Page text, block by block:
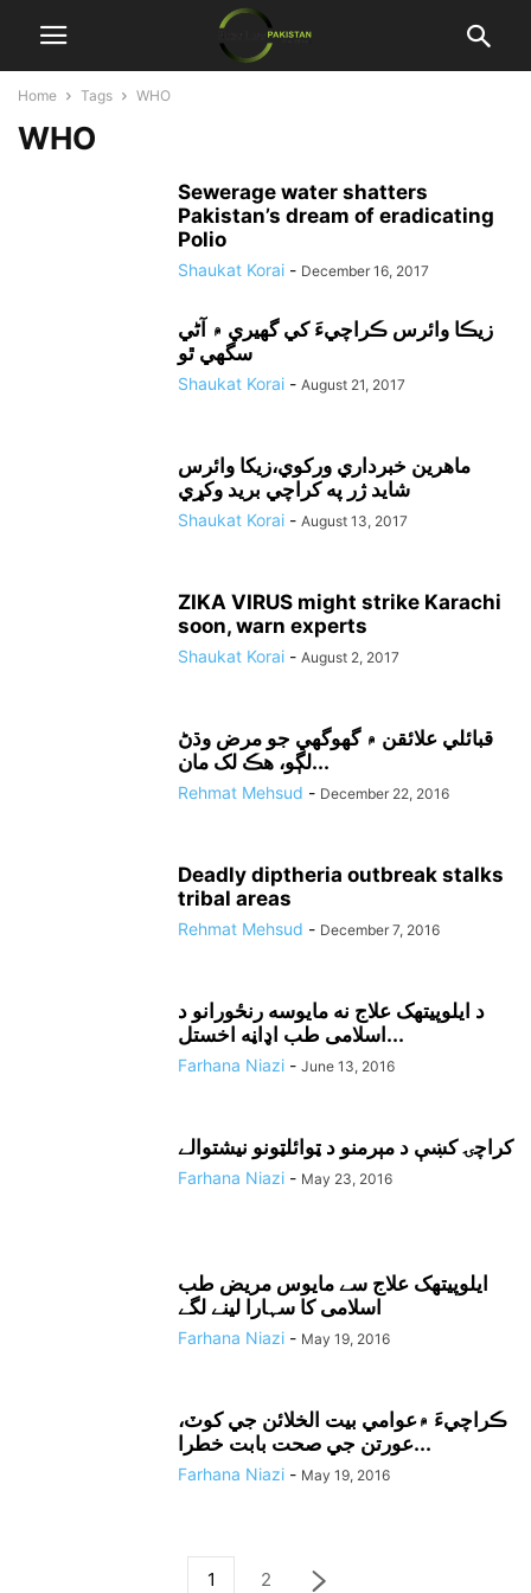
Home Tags WHO
WHO
Sewerage water shatters
Pakistan’s dream of eradicating
Polio
Shaukat Korai - December 16, 2017
زيڪا وائرس ڪراچيءَ کي گهيري ۾ آڻي
سگهي ٿو
Shaukat Korai - August 21, 2017
ماهرين خبرداري ورکوي،زيکا وائرس
شايد ژر په کراچي بريد وکړي
Shaukat Korai - August 13, 2017
ZIKA VIRUS might strike Karachi
soon, warn experts
Shaukat Korai - August 2, 2017
قبائلي علائقن ۾ گھوگھي جو مرض وڌڻ
لڳو، هڪ لک مان...
Rehmat Mehsud - December 22, 2016
Deadly diptheria outbreak stalks
tribal areas
Rehmat Mehsud - December 7, 2016
د ايلوپيتهک علاج نه مايوسه رنځورانو د
اسلامى طب اډاڼه اخستل...
Farhana Niazi - June 13, 2016
کراچۍ کښې د مېرمنو د ټوائلټونو نيشتوالے
Farhana Niazi - May 23, 2016
ایلوپیتھک علاج سے مایوس مریض طب
اسلامی کا سہارا لینے لگے
Farhana Niazi - May 19, 2016
ڪراچيءَ ۾عوامي بيت الخلائن جي کوٽ،
عورتن جي صحت بابت خطرا...
Farhana Niazi - May 19, 2016
1 2